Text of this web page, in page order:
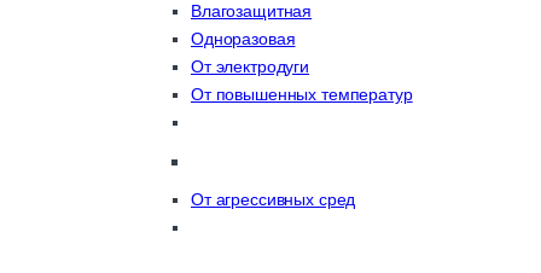
Влагозащитная
Одноразовая
От электродуги
От повышенных температур
От агрессивных сред